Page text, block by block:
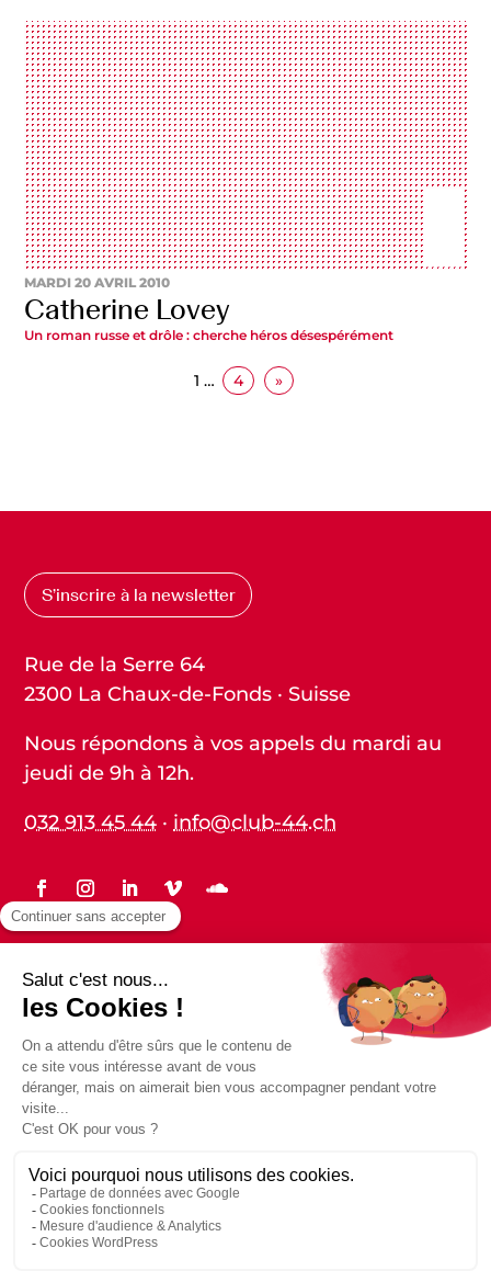
MARDI 20 AVRIL 2010
Catherine Lovey
Un roman russe et drôle : cherche héros désespérément
1 … 4 »
S’inscrire à la newsletter
Rue de la Serre 64
2300 La Chaux-de-Fonds · Suisse
Nous répondons à vos appels du mardi au
jeudi de 9h à 12h.
032 913 45 44 ·info@club-44.ch
Protection des données